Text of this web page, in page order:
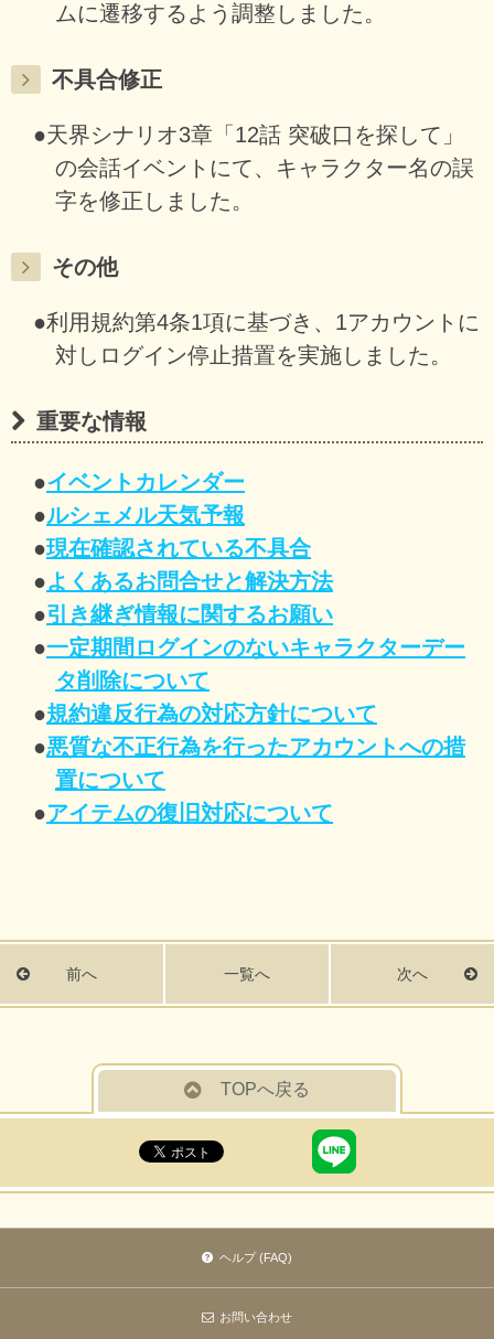
ムに遷移するよう調整しました。
不具合修正
●天界シナリオ3章「12話 突破口を探して」
の会話イベントにて、キャラクター名の誤
字を修正しました。
その他
●利用規約第4条1項に基づき、1アカウントに
対しログイン停止措置を実施しました。
重要な情報
●イベントカレンダー
●ルシェメル天気予報
●現在確認されている不具合
●よくあるお問合せと解決方法
●引き継ぎ情報に関するお願い
●一定期間ログインのないキャラクターデー
タ削除について
●規約違反行為の対応方針について
●悪質な不正行為を行ったアカウントへの措
置について
●アイテムの復旧対応について
前へ 一覧へ 次へ
TOPへ戻る
ヘルプ (FAQ)
お問い合わせ